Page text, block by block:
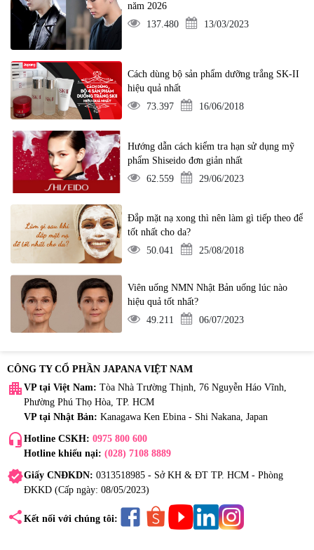
năm 2026
137.480
13/03/2023
Cách dùng bộ sản phẩm dưỡng trắng SK-II
hiệu quả nhất
73.397
16/06/2018
Hướng dẫn cách kiểm tra hạn sử dụng mỹ
phẩm Shiseido đơn giản nhất
62.559
29/06/2023
Đắp mặt nạ xong thì nên làm gì tiếp theo để
tốt nhất cho da?
50.041
25/08/2018
Viên uống NMN Nhật Bản uống lúc nào
hiệu quả tốt nhất?
49.211
06/07/2023
CÔNG TY CỔ PHẦN JAPANA VIỆT NAM
apartment VP tại Việt Nam: Tòa Nhà Trường Thịnh, 76 Nguyễn Háo Vĩnh,
Phường Phú Thọ Hòa, TP. HCM
VP tại Nhật Bản: Kanagawa Ken Ebina - Shi Nakana, Japan
headset_mic Hotline CSKH: 0975 800 600
Hotline khiếu nại: (028) 7108 8889
verifiedGiấy CNĐKDN: 0313518985 - Sở KH & ĐT TP. HCM - Phòng
ĐKKD (Cấp ngày: 08/05/2023)
share Kết nối với chúng tôi: